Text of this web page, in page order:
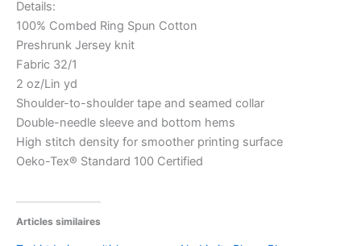
Details:
100% Combed Ring Spun Cotton
Preshrunk Jersey knit
Fabric 32/1
2 oz/Lin yd
Shoulder-to-shoulder tape and seamed collar
Double-needle sleeve and bottom hems
High stitch density for smoother printing surface
Oeko-Tex® Standard 100 Certified
Articles similaires